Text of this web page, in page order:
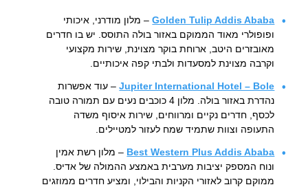
Golden Tulip Addis Ababa– מלון מודרני, איכותי
ופופולרי מאוד הממוקם באזור בולה התוסס. יש בו חדרים
מאובזרים היטב, ארוחת בוקר מצוינת, שירות מקצועי
וקרבה מצוינת למסעדות ולבתי קפה איכותיים.
Jupiter International Hotel – Bole– עוד אפשרות
נהדרת באזור בולה. מלון 4 כוכבים נעים עם תמורה טובה
לכסף, חדרים נקיים ומרווחים, שירות איסוף משדה
התעופה וצוות שתמיד שמח לעזור למטיילים.
Best Western Plus Addis Ababa – מלון רשת אמין
ונוח המספק יציבות מערבית באמצע ההמולה של אדיס.
ממוקם קרוב לאזורי הקניות והבילוי, ומציע חדרים ממוזגים